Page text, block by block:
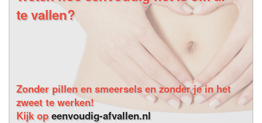
te vallen?
Zonder pillen en smeersels en zonder je in het
zweet te werken!
Kijk opeenvoudig-afvallen.nl